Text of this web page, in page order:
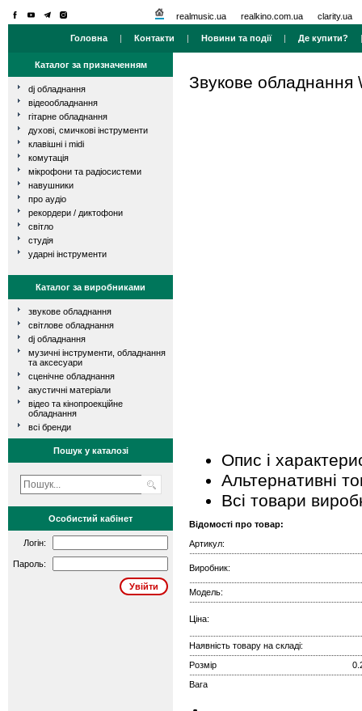
realmusic.ua realkino.com.ua clarity.ua
Головна | Контакти | Новини та події| Де купити?
Каталог за призначенням
dj обладнання
відеообладнання
гітарне обладнання
духові, смичкові інструменти
клавішні і midi
комутація
мікрофони та радіосистеми
навушники
про аудіо
рекордери / диктофони
світло
студія
ударні інструменти
Каталог за виробниками
звукове обладнання
світлове обладнання
dj обладнання
музичні інструменти, обладнання
та аксесуари
сценічне обладнання
акустичні матеріали
відео та кінопроекційне
обладнання
всі бренди
Пошук у каталозі
Особистий кабінет
Логін:
Пароль:
Звукове обладнання
Опис і
Альтернативні
Всі товари
Відомості про товар:
Артикул:
Виробник:
Модель:
Ціна:
Наявність товару на складі:
Розмір
Вага